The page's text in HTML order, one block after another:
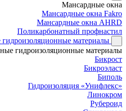
Мансардные окна
Мансардные окна Fakro
Мансардные окна AHRD
Поликарбонатный профнастил
материалы
гидроизоляционные материалы
Бикрост
Бикроэласт
Биполь
Гидроизоляция «Унифлекс»
Линокром
Рубероид